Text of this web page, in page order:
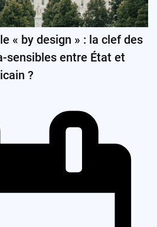
« by design » : la clef des
sensibles entre État et
?